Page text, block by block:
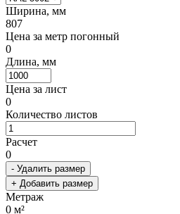
Ширина, мм
807
Цена за метр погонный
0
Длина, мм
Цена за лист
0
Количество листов
Расчет
0
- Удалить размер
+ Добавить размер
Метраж
0 м²